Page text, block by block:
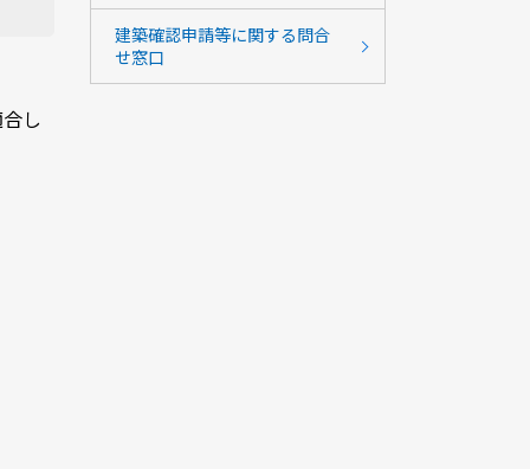
し
建築確認申請等に関する問合
せ窓口